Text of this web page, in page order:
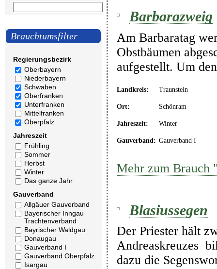
Brauchtumsfilter
Regierungsbezirk
Oberbayern
Niederbayern
Schwaben
Oberfranken
Unterfranken
Mittelfranken
Oberpfalz
Jahreszeit
Frühling
Sommer
Herbst
Winter
Das ganze Jahr
Gauverband
Allgäuer Gauverband
Bayerischer Inngau
Trachtenverband
Bayrischer Waldgau
Donaugau
Gauverband I
Gauverband Oberpfalz
Isargau
Barbarazweig
Am Barbaratag
Obstbäumen
aufgestellt. Um
Landkreis: Traunstein
Ort: Schönram
Jahreszeit: Winter
Gauverband: Gauverband I
Mehr zum Brauch
Blasiussegen
Der Priester hält
Andreaskreuzes
dazu die